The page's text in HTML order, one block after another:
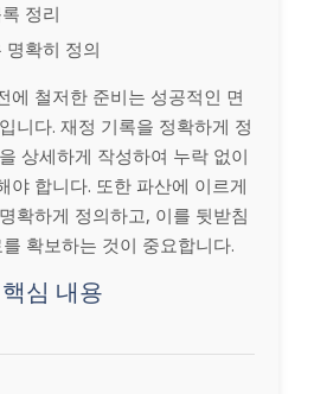
정리
명확히 정의
에 철저한 준비는 성공적인 면
니다. 재정 기록을 정확하게 정
상세하게 작성하여 누락 없이
야 합니다. 또한 파산에 이르게
확하게 정의하고, 이를 뒷받침
확보하는 것이 중요합니다.
심 내용